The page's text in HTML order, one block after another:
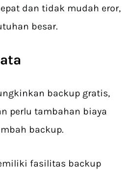
dan tidak mudah eror,
besar.
backup gratis,
perlu tambahan biaya
backup.
fasilitas backup